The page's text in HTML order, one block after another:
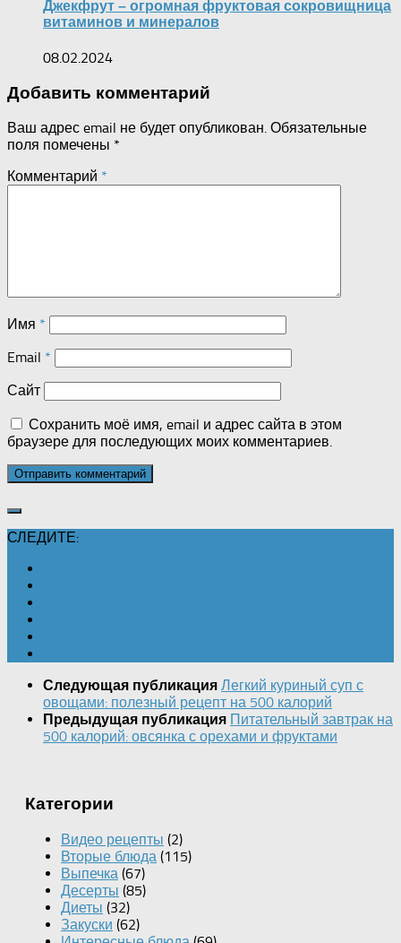
Джекфрут – огромная фруктовая сокровищница
витаминов и минералов
08.02.2024
Добавить комментарий
Ваш адрес email не будет опубликован. Обязательные
поля помечены *
Комментарий *
Имя *
Email *
Сайт
Сохранить моё имя, email и адрес сайта в этом
браузере для последующих моих комментариев.
СЛЕДИТЕ:
Следующая публикация Легкий куриный суп с
овощами: полезный рецепт на 500 калорий
Предыдущая публикация Питательный завтрак на
500 калорий: овсянка с орехами и фруктами
Категории
Видео рецепты (2)
Вторые блюда (115)
Выпечка (67)
Десерты (85)
Диеты (32)
Закуски (62)